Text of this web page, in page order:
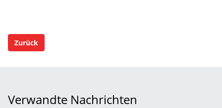
Zurück
Verwandte Nachrichten